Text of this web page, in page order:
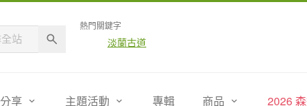
熱門關鍵字
淡蘭古道
享 主題活動 專輯 商品 2026